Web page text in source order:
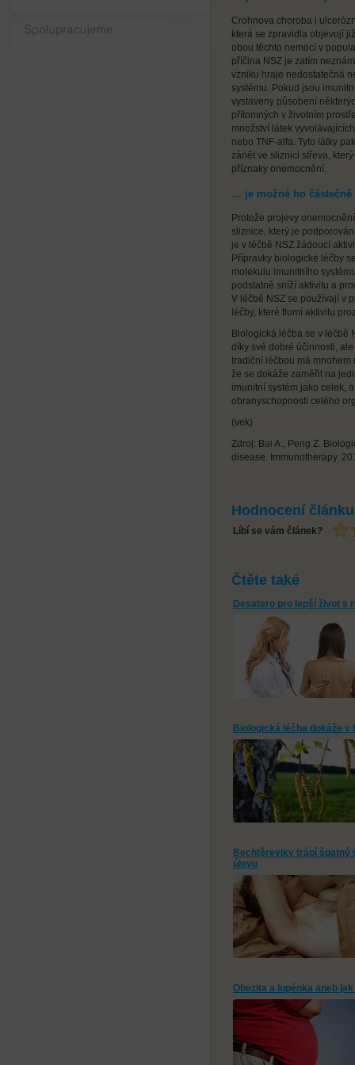
Spolupracujeme
Crohnova choroba i
která se zpravidla objevují
obou těchto nemocí v
příčina NSZ je zatím
vzniku hraje nedostatečná
systému. Pokud jsou
vystaveny působení
přítomných v životním
množství látek
nebo TNF-alfa. Tyto látky
zánět ve sliznici střeva,
příznaky onemocnění.
… je možné ho
Protože projevy
sliznice, který je
je v léčbě NSZ žádoucí
Přípravky biologické léčby
molekulu imunitního
podstatně sníží aktivitu a
V léčbě NSZ se používají v
léčby, které tlumí aktivitu
Biologická léčba se v léčbě
díky své dobré účinnosti,
tradiční léčbou má mnohem
že se dokáže zaměřit na
imunitní systém jako celek,
obranyschopnosti celého
(vek)
Zdroj: Bai A., Peng Z.
disease. Immunotherapy.
Hodnocení článku
Líbí se vám článek?
Čtěte také
Desatero pro lepší život s
Biologická léčba dokáže v
Bechtěreviky trápí špatný
úlevu
Obezita a lupénka aneb